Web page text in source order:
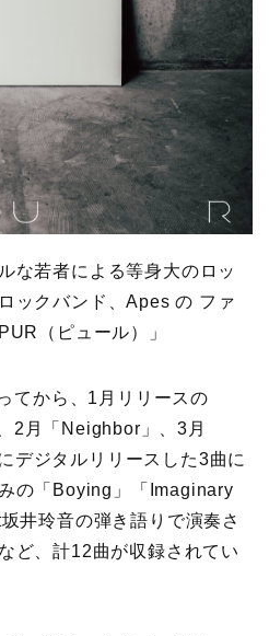
な若者による等身大のロッ
ックバンド、Apes の ファ
（ピュール）」
てから、1月リリースの
2月「Neighbor」、3月
デジタルリリースした3曲に
の「Boying」「Imaginary
井玲音の弾き語りで演奏さ
ど、計12曲が収録されてい